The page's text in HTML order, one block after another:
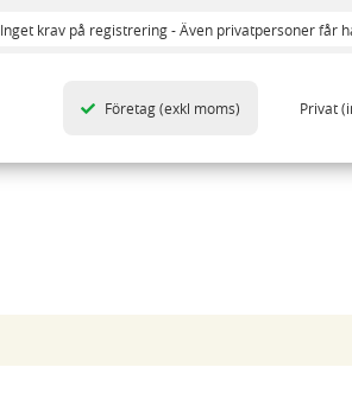
Inget krav på registrering - Även privatpersoner får
Företag(exkl moms) Privat